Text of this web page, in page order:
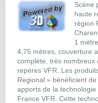
Scène
haute
région
1
4,75 mètres, couverture
complète, très nombreux
repères VFR. Les
Regional » bénéficient
apports de la
France VFR. Cette